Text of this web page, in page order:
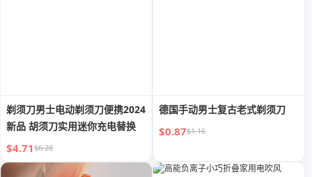
剃须刀男士电动剃须刀便携2024
新品 胡须刀实用迷你充电替换
$4.71$6.28
德国手动男士复古老式剃须刀
$0.87$1.16